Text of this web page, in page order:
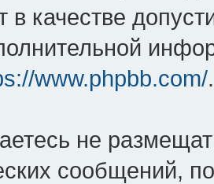
в качестве
www.phpbb.com/.
не
сообщений,